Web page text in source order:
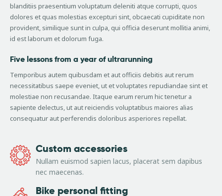
blanditiis praesentium voluptatum deleniti atque corrupti, quos
dolores et quas molestias excepturi sint, obcaecati cupiditate non
provident, similique sunt in culpa, qui officia deserunt mollitia animi,
id est laborum et dolorum fuga.
Five lessons from a year of ultrarunning
Temporibus autem quibusdam et aut officiis debitis aut rerum
necessitatibus saepe eveniet, ut et voluptates repudiandae sint et
molestiae non recusandae. Itaque earum rerum hic tenetur a
sapiente delectus, ut aut reiciendis voluptatibus maiores alias
consequatur aut perferendis doloribus asperiores repellat.
Custom accessories
Nullam euismod sapien lacus, placerat sem dapibus
nec maecenas.
Bike personal fitting